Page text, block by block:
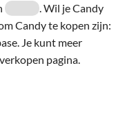
. Wil je Candy
Candy te kopen zijn:
Je kunt meer
pagina.